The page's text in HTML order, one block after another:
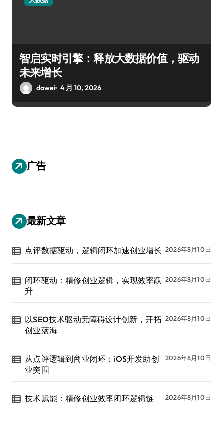
智启实时引擎：释放大数据价值，驱动
未来增长
dawei 4 月 10, 2026
广告
最新文章
点评数据驱动，逻辑闭环加速创业增长 2026年8月10日
闭环驱动：精修创业逻辑，实现效率跃
升
2026年8月10日
以SEO技术驱动无障碍设计创新，开拓
创业蓝海
2026年8月10日
从点评逻辑到商业闭环：iOS开发助创
业突围
2026年8月10日
技术赋能：精修创业效率闭环逻辑链 2026年8月10日